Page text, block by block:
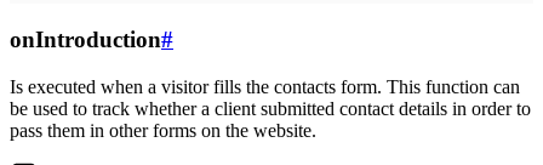
onIntroduction#
Is executed when a visitor fills the contacts form. This function can
be used to track whether a client submitted contact details in order to
pass them in other forms on the website.